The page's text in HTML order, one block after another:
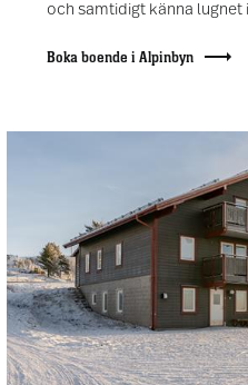
och samtidigt känna lugnet
Boka boende i Alpinbyn